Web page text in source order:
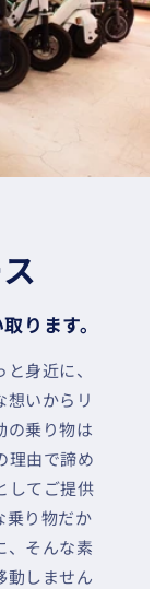
ります。
身近に、
いからリ
の乗り物は
理由で諦め
してご提供
乗り物だか
、そんな素
動しません